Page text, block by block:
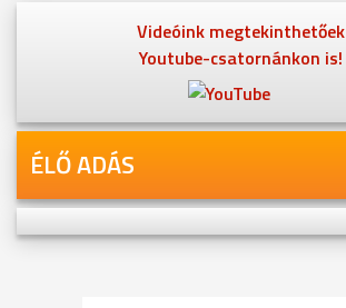
Videóink megtekinthetőek
Youtube-csatornánkon is!
ÉLŐ ADÁS